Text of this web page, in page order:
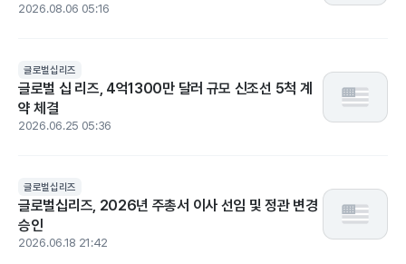
2026.08.06 05:16
글로벌십리즈
글로벌 십 리즈, 4억1300만 달러 규모 신조선 5척 계
약 체결
2026.06.25 05:36
글로벌십리즈
글로벌십리즈, 2026년 주총서 이사 선임 및 정관 변경
승인
2026.06.18 21:42